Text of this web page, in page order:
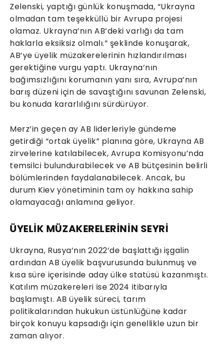
Zelenski, yaptığı günlük konuşmada, “Ukrayna
olmadan tam teşekküllü bir Avrupa projesi
olamaz. Ukrayna’nın AB’deki varlığı da tam
haklarla eksiksiz olmalı.” şeklinde konuşarak,
AB’ye üyelik müzakerelerinin hızlandırılması
gerektiğine vurgu yaptı. Ukrayna’nın
bağımsızlığını korumanın yanı sıra, Avrupa’nın
barış düzeni için de savaştığını savunan Zelenski,
bu konuda kararlılığını sürdürüyor.
Merz’in geçen ay AB liderleriyle gündeme
getirdiği “ortak üyelik” planına göre, Ukrayna AB
zirvelerine katılabilecek, Avrupa Komisyonu’nda
temsilci bulundurabilecek ve AB bütçesinin belirli
bölümlerinden faydalanabilecek. Ancak, bu
durum Kiev yönetiminin tam oy hakkına sahip
olamayacağı anlamına geliyor.
ÜYELİK MÜZAKERELERİNİN SEYRİ
Ukrayna, Rusya’nın 2022’de başlattığı işgalin
ardından AB üyelik başvurusunda bulunmuş ve
kısa süre içerisinde aday ülke statüsü kazanmıştı.
Katılım müzakereleri ise 2024 itibarıyla
başlamıştı. AB üyelik süreci, tarım
politikalarından hukukun üstünlüğüne kadar
birçok konuyu kapsadığı için genellikle uzun bir
zaman alıyor.